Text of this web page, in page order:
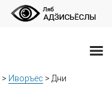
> Иворъёс > Дни